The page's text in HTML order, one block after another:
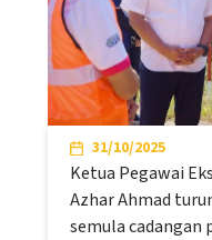
31/10/2025
Ketua Pegawai
Azhar Ahmad
semula